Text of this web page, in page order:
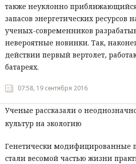
также неуклонно
запасов энергетических ресурсов
ученых-современников
невероятные новинки. Так,
действии первый вертолет,
батареях.
07:58, 19 сентября 2016
Ученые рассказали о
культур на экологию
Генетически модифицированные
стали весомой частью жизни